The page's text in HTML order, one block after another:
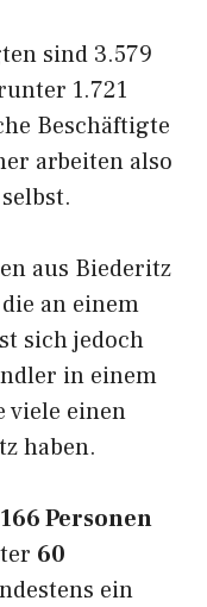
sind 3.579
1.721
Beschäftigte
arbeiten also
aus Biederitz
an einem
sich jedoch
in einem
viele einen
haben.
166 Personen
60
ein